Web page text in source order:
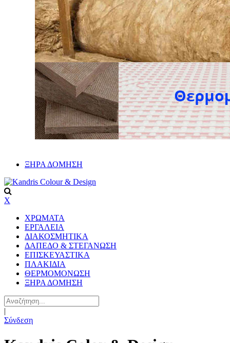
ΞΗΡΑ ΔΟΜΗΣΗ
X
ΧΡΩΜΑΤΑ
ΕΡΓΑΛΕΙΑ
ΔΙΑΚΟΣΜΗΤΙΚΑ
ΔΑΠΕΔΟ & ΣΤΕΓΑΝΩΣΗ
ΕΠΙΣΚΕΥΑΣΤΙΚΑ
ΠΛΑΚΙΔΙA
ΘΕΡΜΟΜΟΝΩΣΗ
ΞΗΡΑ ΔΟΜΗΣΗ
|
Σύνδεση